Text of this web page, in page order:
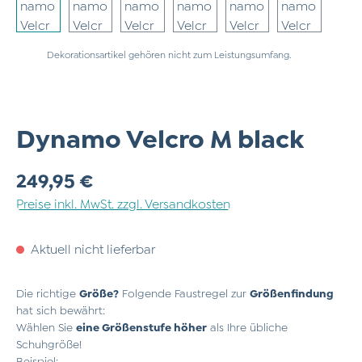
Dekorationsartikel gehören nicht zum Leistungsumfang.
Dynamo Velcro M black
Regulärer Preis:
249,95 €
Preise inkl. MwSt. zzgl. Versandkosten
Aktuell nicht lieferbar
Die richtige Größe? Folgende Faustregel zur Größenfindung
hat sich bewährt:
Wählen Sie eine Größenstufe höher als Ihre übliche
Schuhgröße!